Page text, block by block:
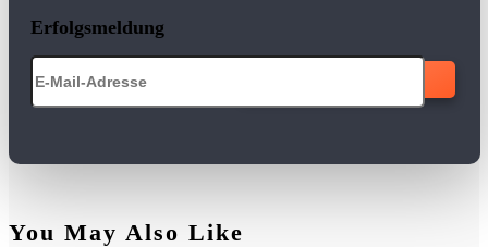
Erfolgsmeldung
You May Also Like